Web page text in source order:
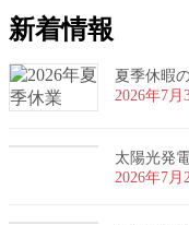
新着情報
夏季休暇
2026年7月
太陽光発
2026年7月